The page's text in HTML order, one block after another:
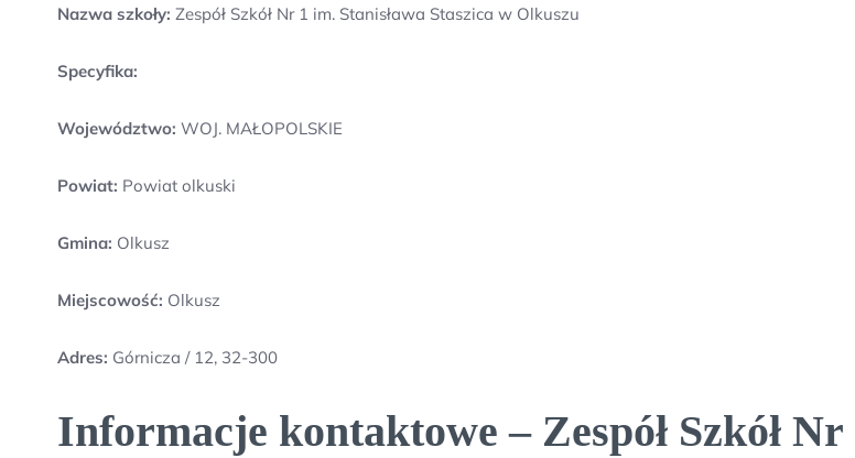
Nazwa szkoły: Zespół Szkół Nr 1 im. Stanisława Staszica w Olkuszu
Specyfika:
Województwo: WOJ. MAŁOPOLSKIE
Powiat: Powiat olkuski
Gmina: Olkusz
Miejscowość: Olkusz
Adres: Górnicza / 12, 32-300
Informacje kontaktowe – Zespół Szkół